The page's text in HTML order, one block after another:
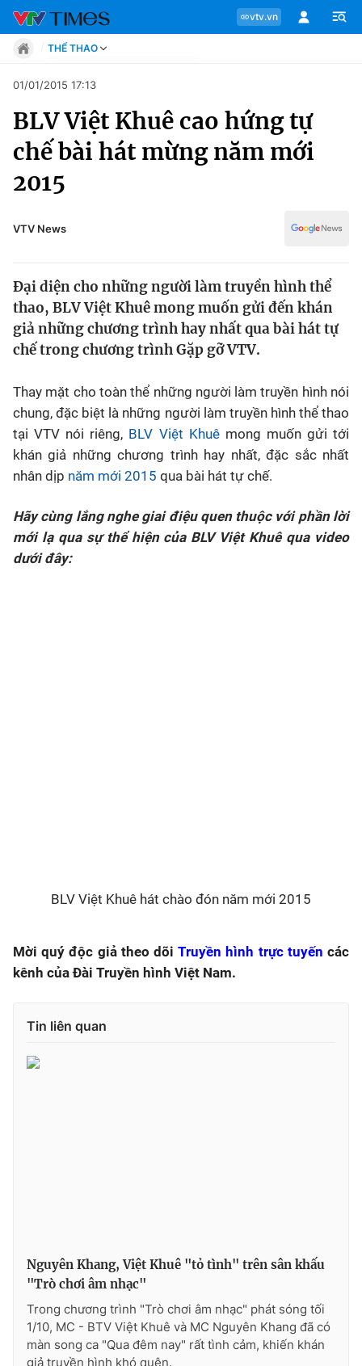
vtv.vn
Chuyên mục
Tin tức
Chân dung
Sự kiện
Bóng đá
Thể thao Điện tử
VIDEO
THỂ THAO
Move
Phong cách
Chân dung
Sự kiện
Bóng đá
Thể thao điện tử
01/01/2015 17:13
BLV Việt Khuê cao hứng tự
chế bài hát mừng năm mới
2015
VTV News
Đại diện cho những người làm truyền hình thể
thao, BLV Việt Khuê mong muốn gửi đến khán
giả những chương trình hay nhất qua bài hát tự
chế trong chương trình Gặp gỡ VTV.
Thay mặt cho toàn thể những người làm truyền hình nói
chung, đặc biệt là những người làm truyền hình thể thao
tại VTV nói riêng, BLV Việt Khuêmong muốn gửi tới
khán giả những chương trình hay nhất, đặc sắc nhất
nhân dịp năm mới 2015 qua bài hát tự chế.
Hãy cùng lắng nghe giai điệu quen thuộc với phần lời
mới lạ qua sự thể hiện của BLV Việt Khuê qua video
dưới đây:
BLV Việt Khuê hát chào đón năm mới 2015
Mời quý độc giả theo dõiTruyền hình trực tuyến các
kênh của Đài Truyền hình Việt Nam.
Tin liên quan
Nguyên Khang, Việt Khuê "tỏ tình" trên sân khấu
"Trò chơi âm nhạc"
Trong chương trình "Trò chơi âm nhạc" phát sóng tối
1/10, MC - BTV Việt Khuê và MC Nguyên Khang đã có
màn song ca "Qua đêm nay" rất tình cảm, khiến khán
giả truyền hình khó quên.